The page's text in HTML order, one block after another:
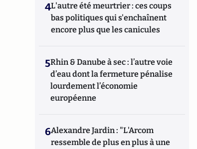
4L'autre été meurtrier : ces coups
bas politiques qui s'enchaînent
encore plus que les canicules
5Rhin & Danube à sec : l’autre voie
d’eau dont la fermeture pénalise
lourdement l’économie
européenne
6Alexandre Jardin : "L'Arcom
ressemble de plus en plus à une